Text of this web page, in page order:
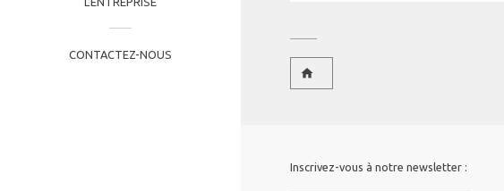
CONTACTEZ-NOUS
home
Inscrivez-vous à notre newsletter :